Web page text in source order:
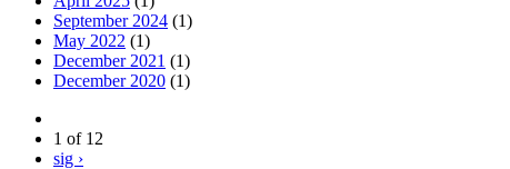
September 2024 (1)
May 2022 (1)
December 2021 (1)
December 2020 (1)
1 of 12
sig ›